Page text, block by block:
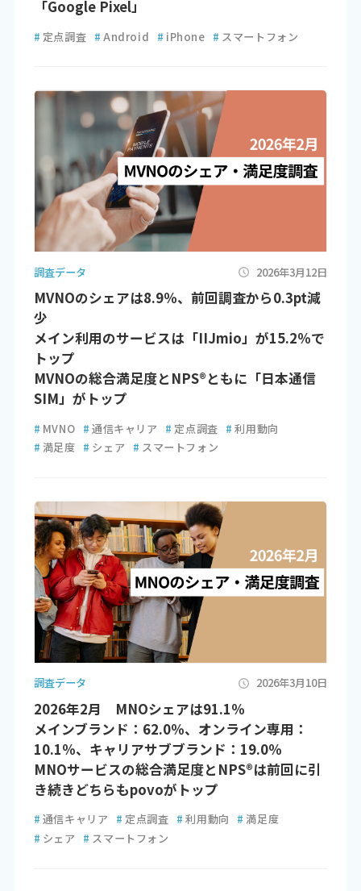
「Google Pixel」
# 定点調査 # Android # iPhone # スマートフォン
調査データ 2026年3月12日
MVNOのシェアは8.9％、前回調査から0.3pt減
少
メイン利用のサービスは「IIJmio」が15.2％で
トップ
MVNOの総合満足度とNPS®ともに「日本通信
SIM」がトップ
# MVNO # 通信キャリア # 定点調査 # 利用動向
# 満足度 # シェア # スマートフォン
調査データ 2026年3月10日
2026年2月 MNOシェアは91.1％
メインブランド：62.0％、オンライン専用：
10.1％、キャリアサブブランド：19.0％
MNOサービスの総合満足度とNPS®は前回に引
き続きどちらもpovoがトップ
# 通信キャリア # 定点調査 # 利用動向 # 満足度
# シェア # スマートフォン